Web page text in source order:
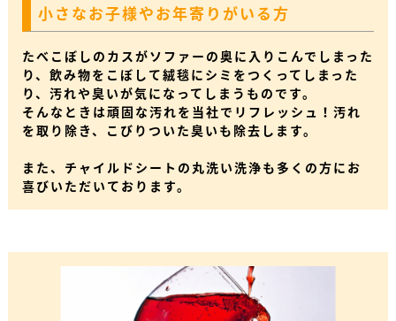
小さなお子様やお年寄りがいる方
たべこぼしのカスがソファーの奥に入りこんでしまった
り、飲み物をこぼして絨毯にシミをつくってしまった
り、汚れや臭いが気になってしまうものです。
そんなときは頑固な汚れを当社でリフレッシュ！汚れ
を取り除き、こびりついた臭いも除去します。
また、チャイルドシートの丸洗い洗浄も多くの方にお
喜びいただいております。